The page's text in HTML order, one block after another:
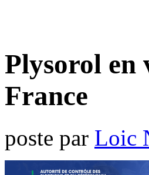
Plysorol en
France
poste par Loic